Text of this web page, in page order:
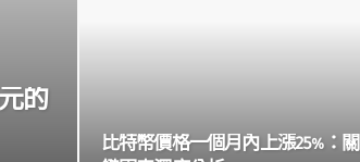
的
比特幣價格一個月內上漲25%：關